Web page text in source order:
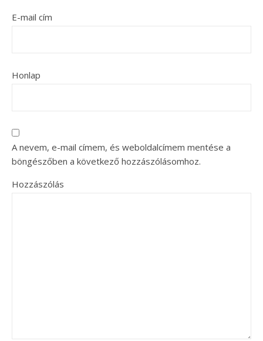
E-mail cím
Honlap
A nevem, e-mail címem, és weboldalcímem mentése a
böngészőben a következő hozzászólásomhoz.
Hozzászólás